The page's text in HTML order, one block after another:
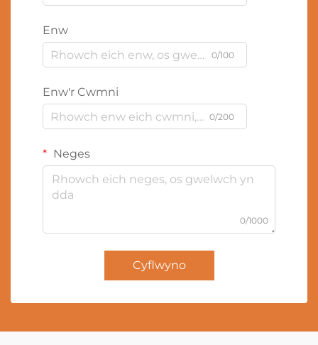
Enw
0/100
Enw'r Cwmni
0/200
Neges
0/1000
Cyflwyno